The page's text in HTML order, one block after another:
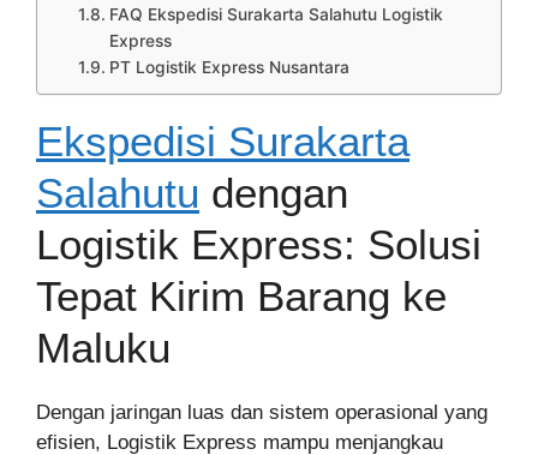
FAQ Ekspedisi Surakarta Salahutu Logistik
Express
PT Logistik Express Nusantara
Ekspedisi Surakarta
Salahutu dengan
Logistik Express: Solusi
Tepat Kirim Barang ke
Maluku
Dengan jaringan luas dan sistem operasional yang
efisien, Logistik Express mampu menjangkau